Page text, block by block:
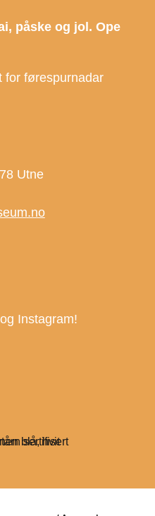
påske og jol. Ope
for førespurnadar
Utne
Instagram!